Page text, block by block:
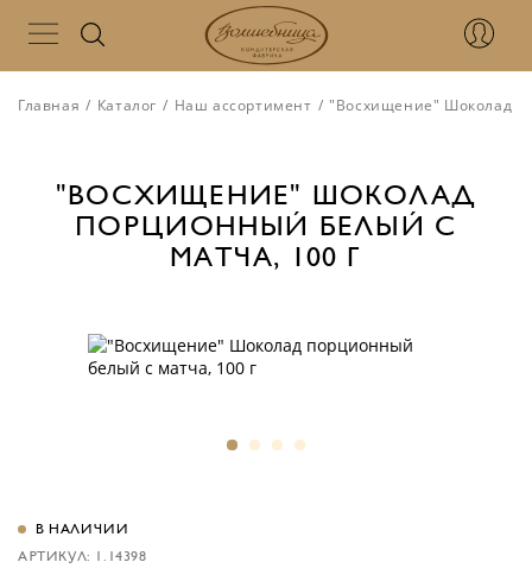
Главная / Каталог / Наш ассортимент / "Восхищение" Шоколад
"ВОСХИЩЕНИЕ" ШОКОЛАД
ПОРЦИОННЫЙ БЕЛЫЙ С
МАТЧА, 100 Г
В НАЛИЧИИ
АРТИКУЛ: 1.14398